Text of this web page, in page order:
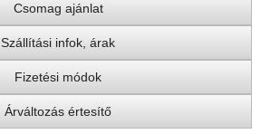
Csomag ajánlat
Szállítási infok, árak
Fizetési módok
Árváltozás értesítő